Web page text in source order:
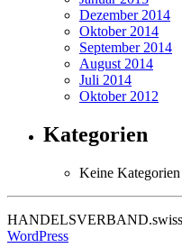
Dezember 2014
Oktober 2014
September 2014
August 2014
Juli 2014
Oktober 2012
Kategorien
Keine Kategorien
HANDELSVERBAND.swiss
WordPress